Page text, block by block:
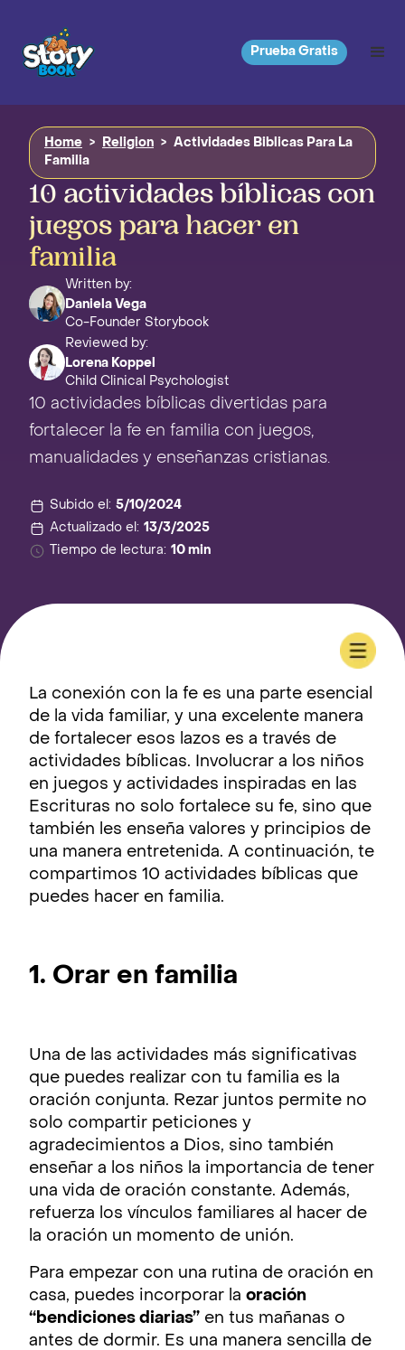
Prueba Gratis
Home > Religion >
Actividades Biblicas Para La
Familia
10 actividades bíblicas con
juegos para hacer en
familia
Written by:
Daniela Vega
Co-Founder Storybook
Reviewed by:
Lorena Koppel
Child Clinical Psychologist
10 actividades bíblicas divertidas para
fortalecer la fe en familia con juegos,
manualidades y enseñanzas cristianas.
Subido el: 5/10/2024
Actualizado el: 13/3/2025
Tiempo de lectura: 10 min
La conexión con la fe es una parte esencial
de la vida familiar, y una excelente manera
de fortalecer esos lazos es a través de
actividades bíblicas. Involucrar a los niños
en juegos y actividades inspiradas en las
Escrituras no solo fortalece su fe, sino que
también les enseña valores y principios de
una manera entretenida. A continuación, te
compartimos 10 actividades bíblicas que
puedes hacer en familia.
1. Orar en familia
Una de las actividades más significativas
que puedes realizar con tu familia es la
oración conjunta. Rezar juntos permite no
solo compartir peticiones y
agradecimientos a Dios, sino también
enseñar a los niños la importancia de tener
una vida de oración constante. Además,
refuerza los vínculos familiares al hacer de
la oración un momento de unión.
Para empezar con una rutina de oración en
casa, puedes incorporar la oración
“bendiciones diarias” en tus mañanas o
antes de dormir. Es una manera sencilla de